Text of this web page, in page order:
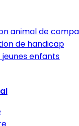
animal de
de handicap
jeunes enfants